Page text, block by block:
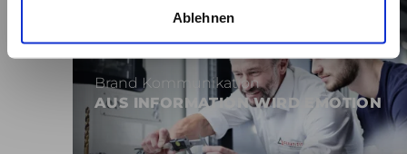
Ablehnen
Brand Kommunikation
AUS INFORMATION WIRD EMOTION